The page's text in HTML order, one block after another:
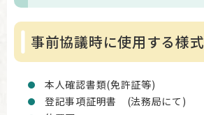
事前協議時に使用する様式
本人確認書類(免許証等)
登記事項証明書 (法務局にて)